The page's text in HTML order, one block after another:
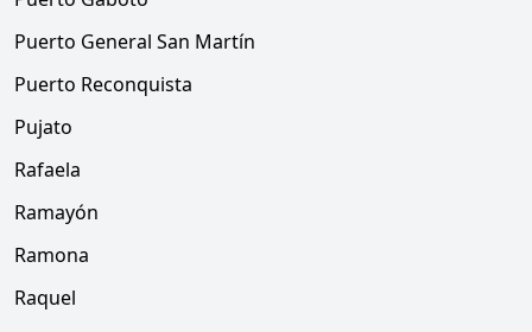
Puerto General San Martín
Puerto Reconquista
Pujato
Rafaela
Ramayón
Ramona
Raquel